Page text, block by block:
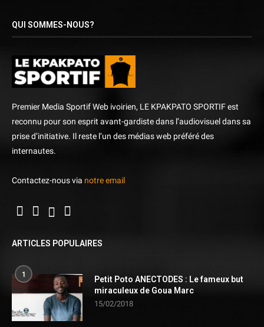
QUI SOMMES-NOUS?
Premier Media Sportif Web ivoirien, LE KPAKPATO SPORTIF est
reconnu pour son esprit avant-gardiste dans l’audiovisuel dans sa
prise d’initiative. Il reste l’un des médias web préféré des
internautes.
Contactez-nous via notre email
ARTICLES POPULAIRES
1
Petit Poto ANECTODES : Le fameux but
miraculeux de Goua Marc
15/02/2018